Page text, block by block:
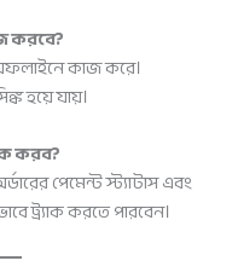
করবে?
কাজ করে।
হয়ে যায়।
করব?
পেমেন্ট স্ট্যাটাস এবং
ট্র্যাক করতে পারবেন।